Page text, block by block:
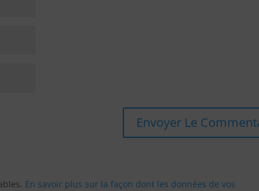
En savoir plus sur la façon dont les données de vos